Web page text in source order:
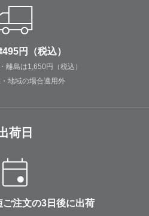
円（税込）
離島は1,650円（税込）
地域の場合適用外
荷日
ご注文の3日後に出荷